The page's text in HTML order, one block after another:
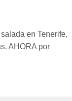
en Tenerife,
AHORA por